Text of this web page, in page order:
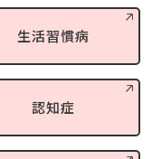
生活習慣病
認知症